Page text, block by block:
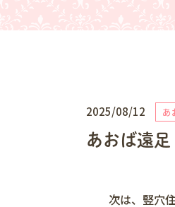
2025/08/12 あ
あおば遠
次は、竪穴